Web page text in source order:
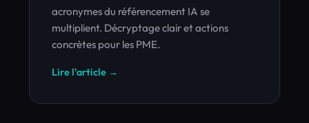
acronymes du référencement IA se
multiplient. Décryptage clair et actions
concrètes pour les PME.
Lire l'article →